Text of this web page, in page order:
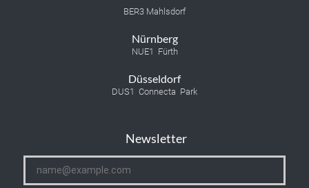
BER3 Mahlsdorf
Nürnberg
NUE1 Fürth
Düsseldorf
DUS1 Connecta Park
Newsletter